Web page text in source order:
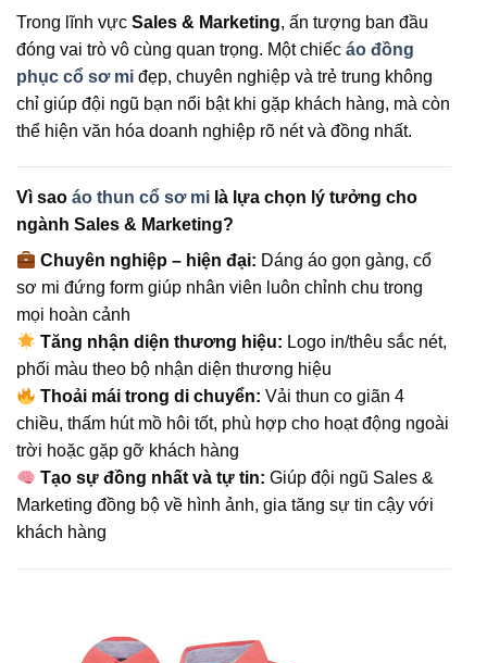
Trong lĩnh vực Sales & Marketing, ấn tượng ban đầu
đóng vai trò vô cùng quan trọng. Một chiếc áo đồng
phục cổ sơ mi đẹp, chuyên nghiệp và trẻ trung không
chỉ giúp đội ngũ bạn nổi bật khi gặp khách hàng, mà còn
thể hiện văn hóa doanh nghiệp rõ nét và đồng nhất.
Vì sao áo thun cổ sơ mi là lựa chọn lý tưởng cho
ngành Sales & Marketing?
Chuyên nghiệp – hiện đại: Dáng áo gọn gàng, cổ
sơ mi đứng form giúp nhân viên luôn chỉnh chu trong
mọi hoàn cảnh
Tăng nhận diện thương hiệu: Logo in/thêu sắc nét,
phối màu theo bộ nhận diện thương hiệu
Thoải mái trong di chuyển: Vải thun co giãn 4
chiều, thấm hút mồ hôi tốt, phù hợp cho hoạt động ngoài
trời hoặc gặp gỡ khách hàng
Tạo sự đồng nhất và tự tin: Giúp đội ngũ Sales &
Marketing đồng bộ về hình ảnh, gia tăng sự tin cậy với
khách hàng